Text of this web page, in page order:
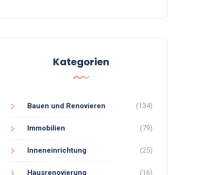
Kategorien
Bauen und Renovieren (134)
Immobilien (79)
Inneneinrichtung (25)
Hausrenovierung (16)